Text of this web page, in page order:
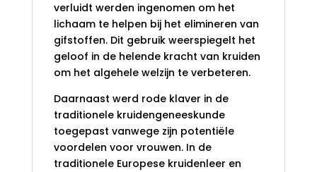
verluidt werden ingenomen om het
lichaam te helpen bij het elimineren van
gifstoffen. Dit gebruik weerspiegelt het
geloof in de helende kracht van kruiden
om het algehele welzijn te verbeteren.
Daarnaast werd rode klaver in de
traditionele kruidengeneeskunde
toegepast vanwege zijn potentiële
voordelen voor vrouwen. In de
traditionele Europese kruidenleer en